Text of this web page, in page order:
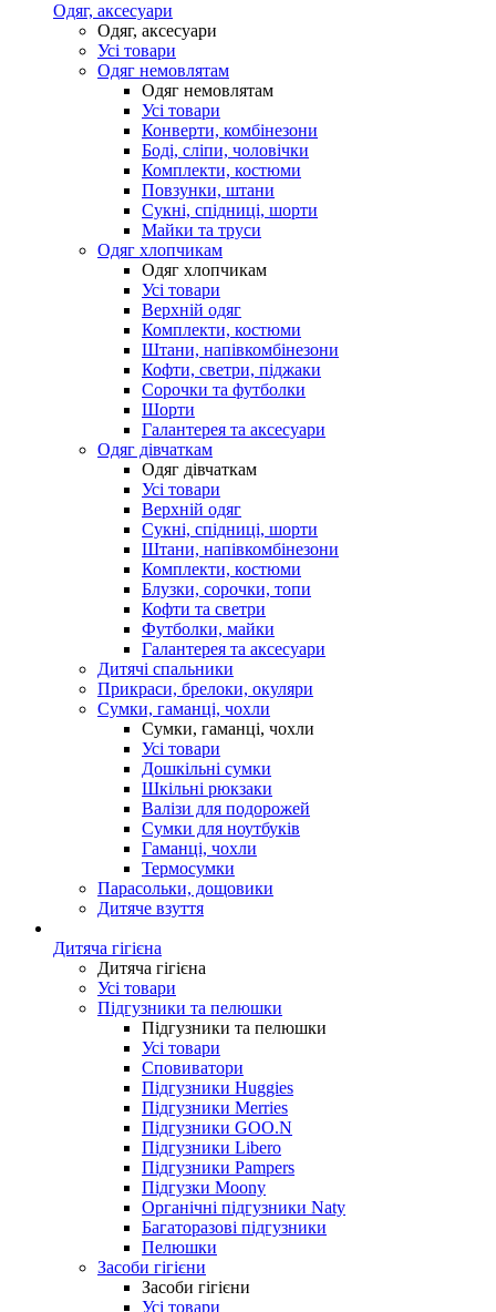
Одяг, аксесуари
Одяг, аксесуари
Усі товари
Одяг немовлятам
Одяг немовлятам
Усі товари
Конверти, комбінезони
Боді, сліпи, чоловічки
Комплекти, костюми
Повзунки, штани
Сукні, спідниці, шорти
Майки та труси
Одяг хлопчикам
Одяг хлопчикам
Усі товари
Верхній одяг
Комплекти, костюми
Штани, напівкомбінезони
Кофти, светри, піджаки
Сорочки та футболки
Шорти
Галантерея та аксесуари
Одяг дівчаткам
Одяг дівчаткам
Усі товари
Верхній одяг
Сукні, спідниці, шорти
Штани, напівкомбінезони
Комплекти, костюми
Блузки, сорочки, топи
Кофти та светри
Футболки, майки
Галантерея та аксесуари
Дитячі спальники
Прикраси, брелоки, окуляри
Сумки, гаманці, чохли
Сумки, гаманці, чохли
Усі товари
Дошкільні сумки
Шкільні рюкзаки
Валізи для подорожей
Сумки для ноутбуків
Гаманці, чохли
Термосумки
Парасольки, дощовики
Дитяче взуття
Дитяча гігієна
Дитяча гігієна
Усі товари
Підгузники та пелюшки
Підгузники та пелюшки
Усі товари
Сповиватори
Підгузники Huggies
Підгузники Merries
Підгузники GOO.N
Підгузники Libero
Підгузники Pampers
Підгузки Moony
Органічні підгузники Naty
Багаторазові підгузники
Пелюшки
Засоби гігієни
Засоби гігієни
Усі товари